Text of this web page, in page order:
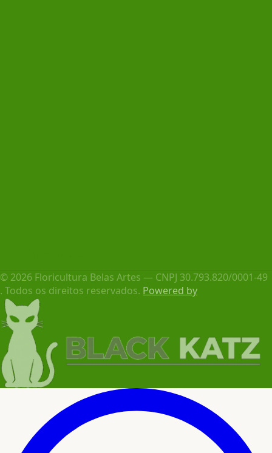
© 2026 Floricultura Belas Artes — CNPJ 30.793.820/0001-49
. Todos os direitos reservados. Powered by